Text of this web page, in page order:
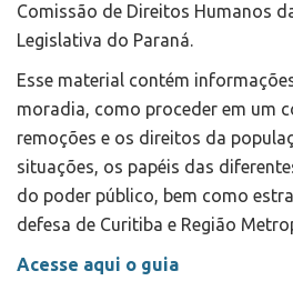
Comissão de Direitos Humanos
Legislativa do Paraná.
Esse material contém
moradia, como proceder em um
remoções e os direitos da
situações, os papéis das
do poder público, bem como
defesa de Curitiba e Região
Acesse aqui o guia